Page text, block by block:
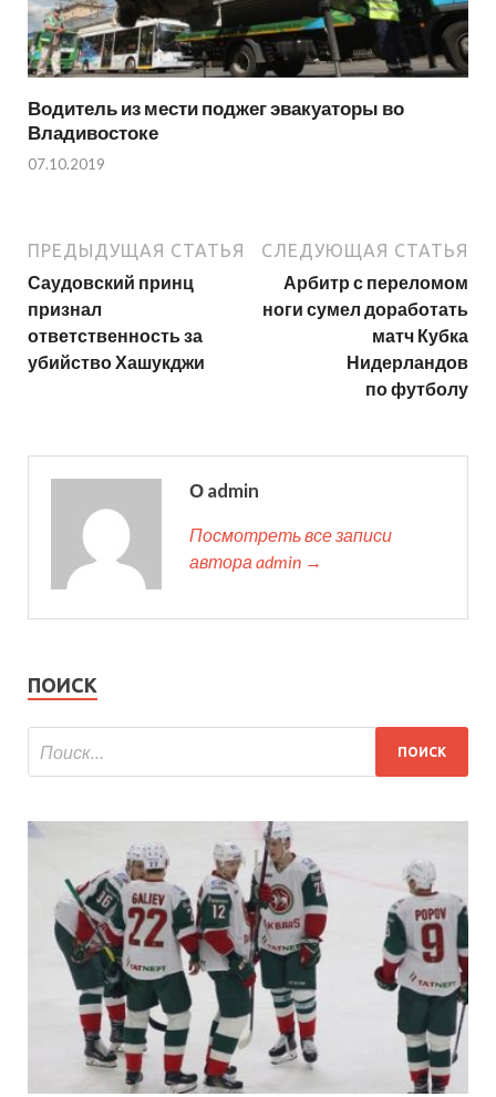
Водитель из мести поджег эвакуаторы во
Владивостоке
07.10.2019
ПРЕДЫДУЩАЯ СТАТЬЯ
Саудовский принц
признал
ответственность за
убийство Хашукджи
СЛЕДУЮЩАЯ СТАТЬЯ
Арбитр с переломом
ноги сумел доработать
матч Кубка
Нидерландов
по футболу
О admin
Посмотреть все записи
автора admin →
ПОИСК